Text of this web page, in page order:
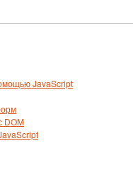
JavaScript
DOM